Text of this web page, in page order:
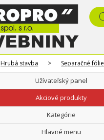
Hrubá stavba > Separačné fólie
Užívateľský panel
Akciové produkty
Kategórie
Hlavné menu